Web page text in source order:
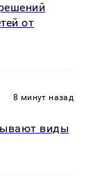
от
8 минут назад
виды